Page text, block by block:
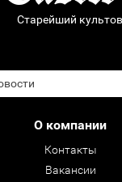
Старейший
О компании
Контакты
Вакансии